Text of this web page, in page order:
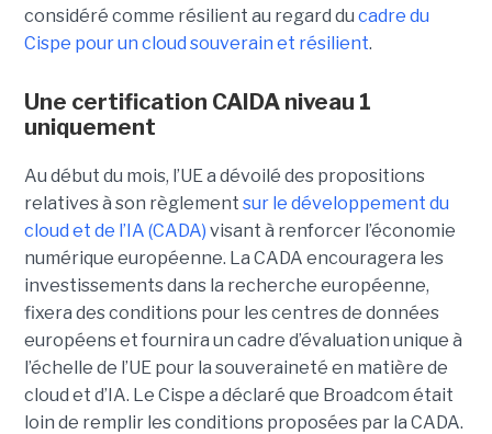
considéré comme résilient au regard du cadre du
Cispe pour un cloud souverain et résilient.
Une certification CAIDA niveau 1
uniquement
Au début du mois, l’UE a dévoilé des propositions
relatives à son règlement sur le développement du
cloud et de l’IA (CADA) visant à renforcer l’économie
numérique européenne. La CADA encouragera les
investissements dans la recherche européenne,
fixera des conditions pour les centres de données
européens et fournira un cadre d’évaluation unique à
l’échelle de l’UE pour la souveraineté en matière de
cloud et d’IA. Le Cispe a déclaré que Broadcom était
loin de remplir les conditions proposées par la CADA.